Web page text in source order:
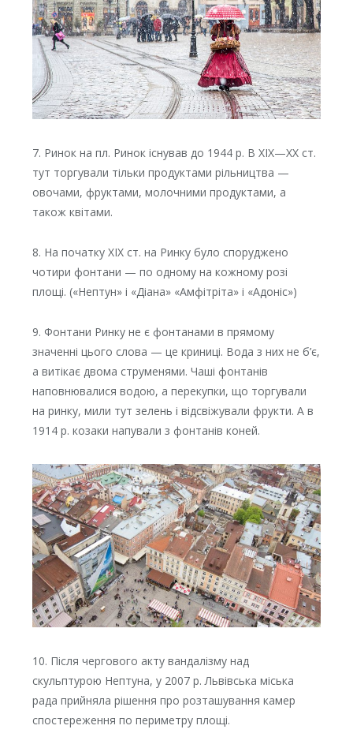
7. Ринок на пл. Ринок існував до 1944 р. В XIX—XX ст.
тут торгували тільки продуктами рільництва —
овочами, фруктами, молочними продуктами, а
також квітами.
8. На початку XIX ст. на Ринку було споруджено
чотири фонтани — по одному на кожному розі
площі. («Нептун» і «Діана» «Амфітріта» і «Адоніс»)
9. Фонтани Ринку не є фонтанами в прямому
значенні цього слова — це криниці. Вода з них не б’є,
а витікає двома струменями. Чаші фонтанів
наповнювалися водою, а перекупки, що торгували
на ринку, мили тут зелень і відсвіжували фрукти. А в
1914 р. козаки напували з фонтанів коней.
10. Після чергового акту вандалізму над
скульптурою Нептуна, у 2007 р. Львівська міська
рада прийняла рішення про розташування камер
спостереження по периметру площі.